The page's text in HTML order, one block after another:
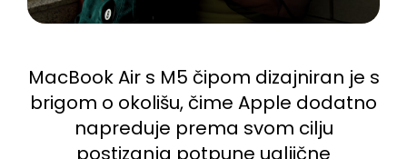
MacBook Air s M5 čipom dizajniran je s
brigom o okolišu, čime Apple dodatno
napreduje prema svom cilju
postizanja potpune ugljične